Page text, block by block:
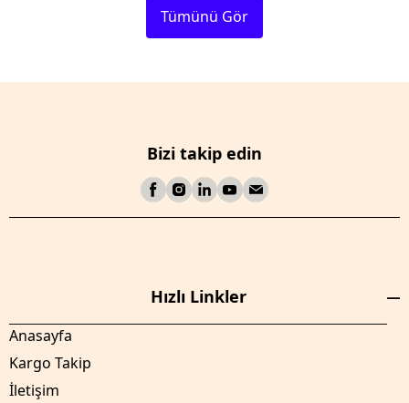
Tümünü Gör
Bizi takip edin
Hızlı Linkler
Anasayfa
Kargo Takip
İletişim